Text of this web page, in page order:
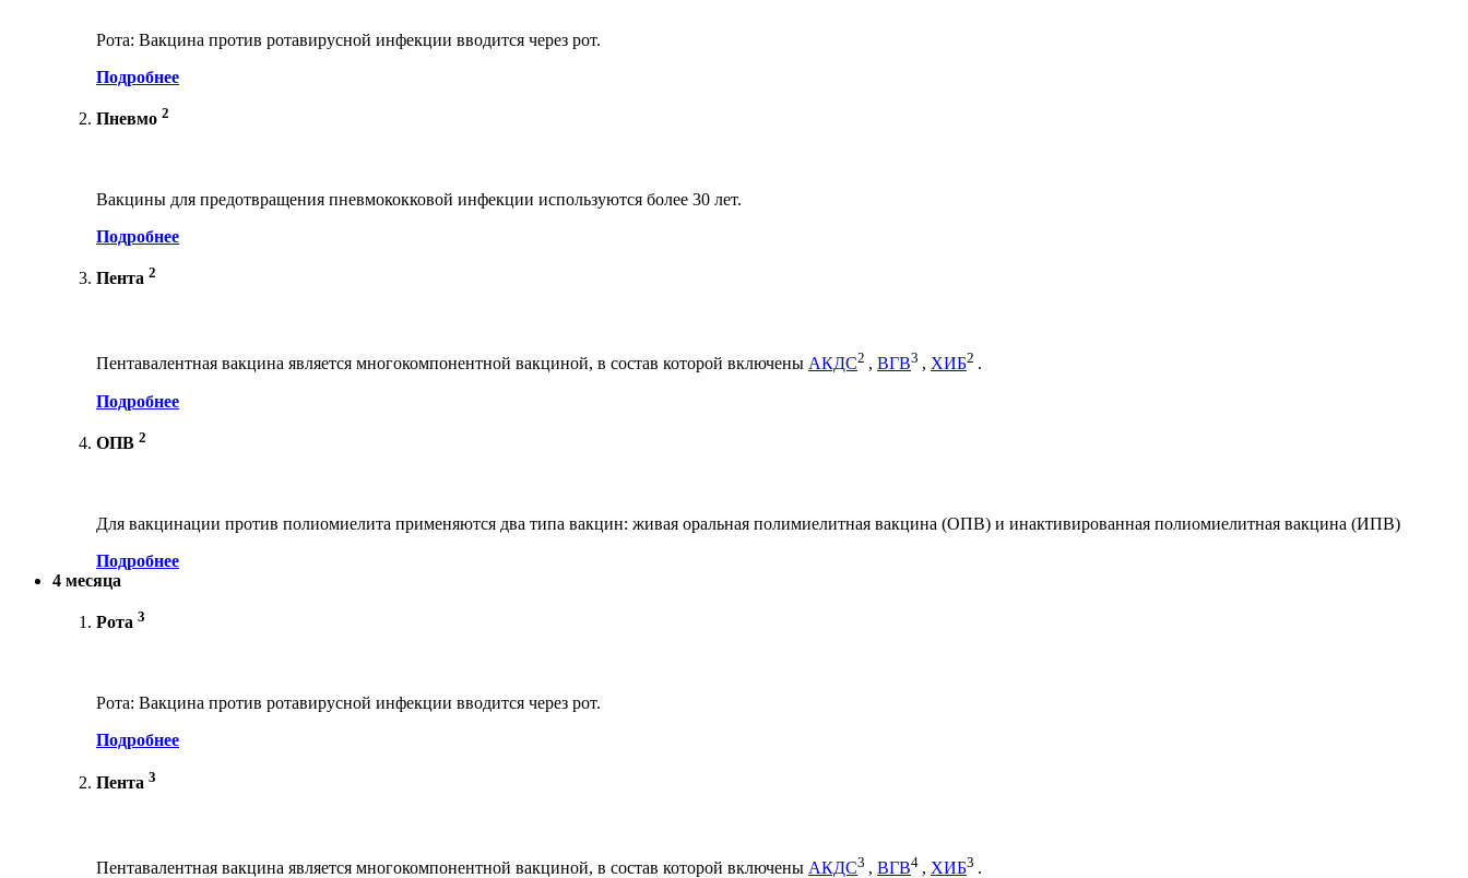
Рота: Вакцина против ротавирусной инфекции вводится через рот.
Подробнее
Пневмо 2
Вакцины для предотвращения пневмококковой инфекции используются более 30 лет.
Подробнее
Пента 2
Пентавалентная вакцина является многокомпонентной вакциной, в состав которой включены АКДС2 , ВГВ3 , ХИБ2 .
Подробнее
ОПВ 2
Для вакцинации против полиомиелита применяются два типа вакцин: живая оральная полимиелитная вакцина (ОПВ) и инактивированная полиомиелитная вакцина (ИПВ)
Подробнее
4 месяца
Рота 3
Рота: Вакцина против ротавирусной инфекции вводится через рот.
Подробнее
Пента 3
Пентавалентная вакцина является многокомпонентной вакциной, в состав которой включены АКДС3 , ВГВ4 , ХИБ3 .